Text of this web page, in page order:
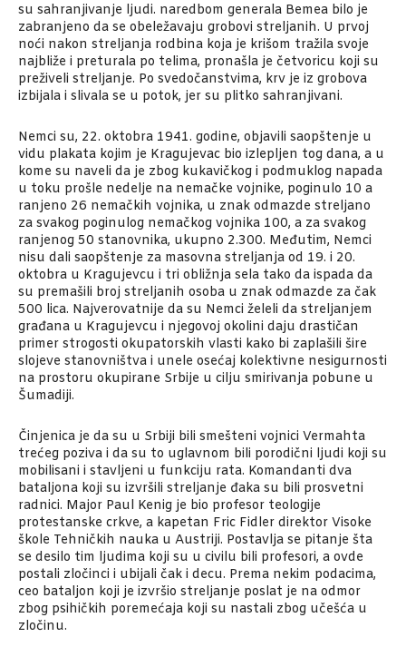
su sahranjivanje ljudi. naredbom generala Bemea bilo je
zabranjeno da se obeležavaju grobovi streljanih. U prvoj
noći nakon streljanja rodbina koja je krišom tražila svoje
najbliže i preturala po telima, pronašla je četvoricu koji su
preživeli streljanje. Po svedočanstvima, krv je iz grobova
izbijala i slivala se u potok, jer su plitko sahranjivani.
Nemci su, 22. oktobra 1941. godine, objavili saopštenje u
vidu plakata kojim je Kragujevac bio izlepljen tog dana, a u
kome su naveli da je zbog kukavičkog i podmuklog napada
u toku prošle nedelje na nemačke vojnike, poginulo 10 a
ranjeno 26 nemačkih vojnika, u znak odmazde streljano
za svakog poginulog nemačkog vojnika 100, a za svakog
ranjenog 50 stanovnika, ukupno 2.300. Međutim, Nemci
nisu dali saopštenje za masovna streljanja od 19. i 20.
oktobra u Kragujevcu i tri obližnja sela tako da ispada da
su premašili broj streljanih osoba u znak odmazde za čak
500 lica. Najverovatnije da su Nemci želeli da streljanjem
građana u Kragujevcu i njegovoj okolini daju drastičan
primer strogosti okupatorskih vlasti kako bi zaplašili šire
slojeve stanovništva i unele osećaj kolektivne nesigurnosti
na prostoru okupirane Srbije u cilju smirivanja pobune u
Šumadiji.
Činjenica je da su u Srbiji bili smešteni vojnici Vermahta
trećeg poziva i da su to uglavnom bili porodični ljudi koji su
mobilisani i stavljeni u funkciju rata. Komandanti dva
bataljona koji su izvršili streljanje đaka su bili prosvetni
radnici. Major Paul Kenig je bio profesor teologije
protestanske crkve, a kapetan Fric Fidler direktor Visoke
škole Tehničkih nauka u Austriji. Postavlja se pitanje šta
se desilo tim ljudima koji su u civilu bili profesori, a ovde
postali zločinci i ubijali čak i decu. Prema nekim podacima,
ceo bataljon koji je izvršio streljanje poslat je na odmor
zbog psihičkih poremećaja koji su nastali zbog učešća u
zločinu.